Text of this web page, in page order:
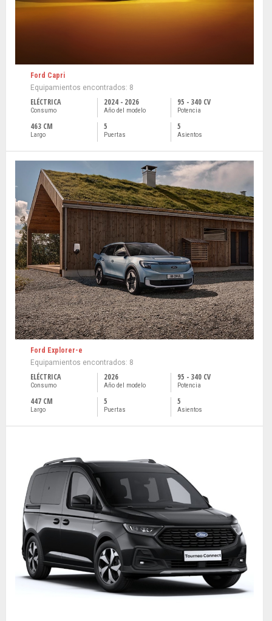
Ford Capri
Equipamientos encontrados: 8
ELÉCTRICA
Consumo
2024 - 2026
Año del modelo
95 - 340 CV
Potencia
463 CM
Largo
5
Puertas
5
Asientos
Ford Explorer-e
Equipamientos encontrados: 8
ELÉCTRICA
Consumo
2026
Año del modelo
95 - 340 CV
Potencia
447 CM
Largo
5
Puertas
5
Asientos